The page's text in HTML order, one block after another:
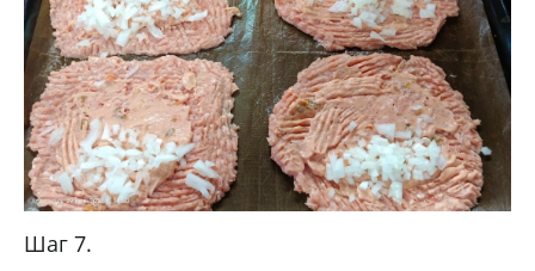
Шаг 7.